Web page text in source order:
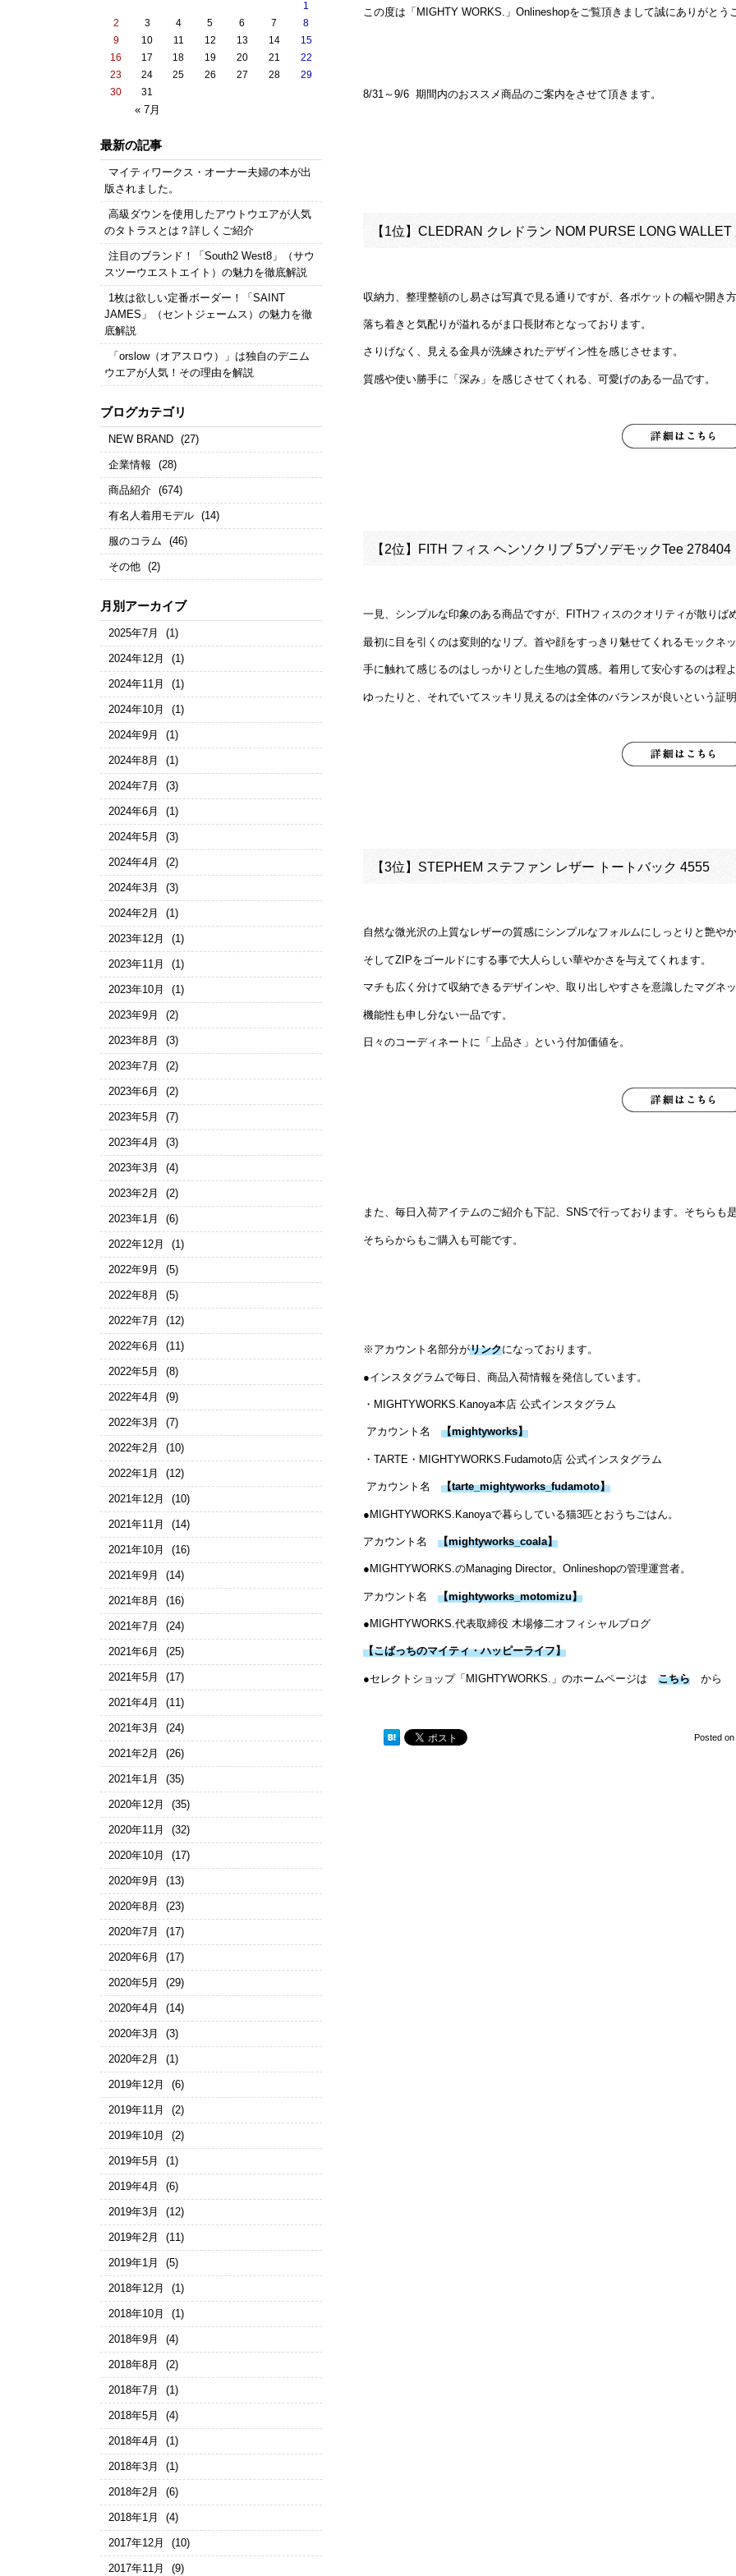
この度は「MIGHTY WORKS.」Onlineshopをご覧頂きまして誠にありがとう
8/31～9/6 期間内のおススメ商品のご案内をさせて頂きます。
【1位】 CLEDRAN クレドラン NOM PURSE LONG WALLET
収納力、整理整頓のし易さは写真で見る通りですが、各ポケットの幅や開き
落ち着きと気配りが溢れるがま口長財布となっております。
さりげなく、見える金具が洗練されたデザイン性を感じさせます。
質感や使い勝手に「深み」を感じさせてくれる、可愛げのある一品です。
【2位】 FITH フィス ヘンソクリブ 5ブソデモックTee 278404
一見、シンプルな印象のある商品ですが、FITHフィスのクオリティが散りば
最初に目を引くのは変則的なリブ。首や顔をすっきり魅せてくれるモックネッ
手に触れて感じるのはしっかりとした生地の質感。着用して安心するのは程よ
ゆったりと、それでいてスッキリ見えるのは全体のバランスが良いという証明
【3位】 STEPHEM ステファン レザー トートバック 4555
自然な微光沢の上質なレザーの質感にシンプルなフォルムにしっとりと艶やか
そしてZIPをゴールドにする事で大人らしい華やかさを与えてくれます。
マチも広く分けて収納できるデザインや、取り出しやすさを意識したマグネ
機能性も申し分ない一品です。
日々のコーディネートに「上品さ」という付加価値を。
また、毎日入荷アイテムのご紹介も下記、SNSで行っております。そちらも
そちらからもご購入も可能です。
※アカウント名部分がリンクになっております。
●インスタグラムで毎日、商品入荷情報を発信しています。
・MIGHTYWORKS.Kanoya本店 公式インスタグラム
アカウント名 【mightyworks】
・TARTE・MIGHTYWORKS.Fudamoto店 公式インスタグラム
アカウント名 【tarte_mightyworks_fudamoto】
●MIGHTYWORKS.Kanoyaで暮らしている猫3匹とおうちごはん。
アカウント名 【mightyworks_coala】
●MIGHTYWORKS.のManaging Director。Onlineshopの管理運営者。
アカウント名 【mightyworks_motomizu】
●MIGHTYWORKS.代表取締役 木場修二オフィシャルブログ
【こばっちのマイティ・ハッピーライフ】
●セレクトショップ「MIGHTYWORKS.」のホームページは こちら から
Posted on
« 7月
1
2
3 4 5 6 7
8
9
10 11 12 13 14
15
16
17 18 19 20 21
22
23
24 25 26 27 28
29
30
31
最新の記事
マイティワークス・オーナー夫婦の本が出
版されました。
高級ダウンを使用したアウトウエアが人気
のタトラスとは？詳しくご紹介
注目のブランド！「South2 West8」（サウ
スツーウエストエイト）の魅力を徹底解説
1枚は欲しい定番ボーダー！「SAINT
JAMES」（セントジェームス）の魅力を徹
底解説
「orslow（オアスロウ）」は独自のデニム
ウエアが人気！その理由を解説
ブログカテゴリ
NEW BRAND (27)
企業情報 (28)
商品紹介 (674)
有名人着用モデル (14)
服のコラム (46)
その他 (2)
月別アーカイブ
2025年7月 (1)
2024年12月 (1)
2024年11月 (1)
2024年10月 (1)
2024年9月 (1)
2024年8月 (1)
2024年7月 (3)
2024年6月 (1)
2024年5月 (3)
2024年4月 (2)
2024年3月 (3)
2024年2月 (1)
2023年12月 (1)
2023年11月 (1)
2023年10月 (1)
2023年9月 (2)
2023年8月 (3)
2023年7月 (2)
2023年6月 (2)
2023年5月 (7)
2023年4月 (3)
2023年3月 (4)
2023年2月 (2)
2023年1月 (6)
2022年12月 (1)
2022年9月 (5)
2022年8月 (5)
2022年7月 (12)
2022年6月 (11)
2022年5月 (8)
2022年4月 (9)
2022年3月 (7)
2022年2月 (10)
2022年1月 (12)
2021年12月 (10)
2021年11月 (14)
2021年10月 (16)
2021年9月 (14)
2021年8月 (16)
2021年7月 (24)
2021年6月 (25)
2021年5月 (17)
2021年4月 (11)
2021年3月 (24)
2021年2月 (26)
2021年1月 (35)
2020年12月 (35)
2020年11月 (32)
2020年10月 (17)
2020年9月 (13)
2020年8月 (23)
2020年7月 (17)
2020年6月 (17)
2020年5月 (29)
2020年4月 (14)
2020年3月 (3)
2020年2月 (1)
2019年12月 (6)
2019年11月 (2)
2019年10月 (2)
2019年5月 (1)
2019年4月 (6)
2019年3月 (12)
2019年2月 (11)
2019年1月 (5)
2018年12月 (1)
2018年10月 (1)
2018年9月 (4)
2018年8月 (2)
2018年7月 (1)
2018年5月 (4)
2018年4月 (1)
2018年3月 (1)
2018年2月 (6)
2018年1月 (4)
2017年12月 (10)
2017年11月 (9)